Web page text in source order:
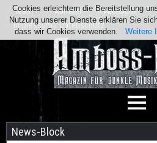
Team Kontakt Facebook
Impressum / Datenschutz
News-Block
Cookies erleichtern die Bereitstellung
Nutzung unserer Dienste erklären Sie
dass wir Cookies verwenden.
Weitere